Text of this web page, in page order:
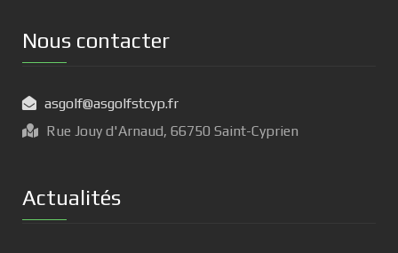
Nous contacter
asgolf@asgolfstcyp.fr
Rue Jouy d'Arnaud, 66750 Saint-Cyprien
Actualités